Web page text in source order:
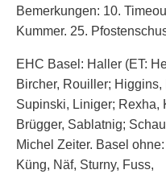
Bemerkungen: 10.
Kummer. 25.
EHC Basel: Haller (ET:
Bircher, Rouiller;
Supinski, Liniger; Rexha,
Brügger, Sablatnig;
Michel Zeiter. Basel
Küng, Näf, Sturny, Fuss,